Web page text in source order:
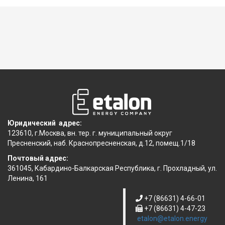
Юридический адрес:
123610, г.Москва, вн. тер. г. муниципальный округ
Пресненский, наб. Краснопресненская, д.12, помещ.1/18
Почтовый адрес:
361045, Кабардино-Балкарская Республика, г. Прохладный, ул.
Ленина, 161
+7 (86631) 4-66-01
+7 (86631) 4-47-23
etalon@etalon.energy